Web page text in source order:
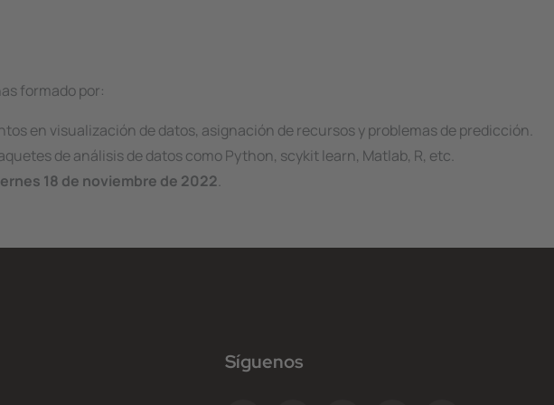
formado por:
en visualización de datos, asignación de recursos y problemas de predicción.
de análisis de datos como Python, scykit learn, Matlab, R, etc.
18 de noviembre de 2022.
Síguenos